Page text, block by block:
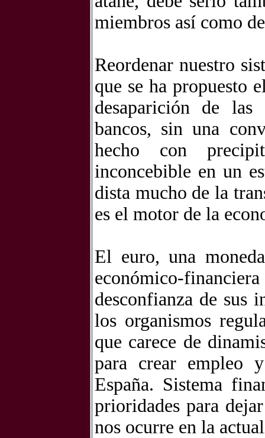
miembros así como
Reordenar nuestro
que se ha propuesto
desaparición de
bancos, sin una
hecho con
inconcebible en un
dista mucho de la
es el motor de la
El euro, una
económico-financiera
desconfianza de sus
los organismos
que carece de
para crear empleo
España. Sistema
prioridades para
nos ocurre en la